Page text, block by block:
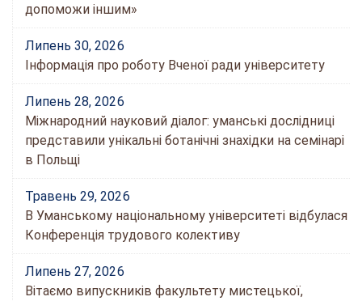
допоможи іншим»
Липень 30, 2026
Інформація про роботу Вченої ради університету
Липень 28, 2026
Міжнародний науковий діалог: уманські дослідниці
представили унікальні ботанічні знахідки на семінарі
в Польщі
Травень 29, 2026
В Уманському національному університеті відбулася
Конференція трудового колективу
Липень 27, 2026
Вітаємо випускників факультету мистецької,